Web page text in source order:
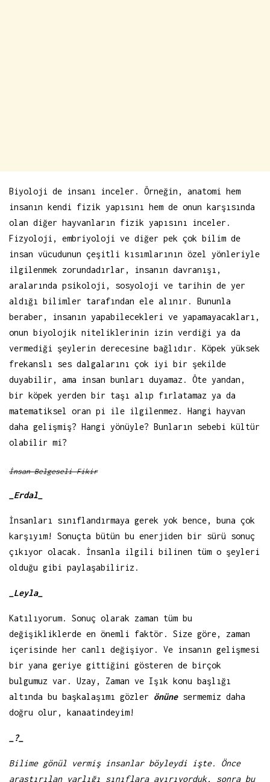
Biyoloji de insanı inceler. Örneğin, anatomi hem
insanın kendi fizik yapısını hem de onun karşısında
olan diğer hayvanların fizik yapısını inceler.
Fizyoloji, embriyoloji ve diğer pek çok bilim de
insan vücudunun çeşitli kısımlarının özel yönleriyle
ilgilenmek zorundadırlar, insanın davranışı,
aralarında psikoloji, sosyoloji ve tarihin de yer
aldığı bilimler tarafından ele alınır. Bununla
beraber, insanın yapabilecekleri ve yapamayacakları,
onun biyolojik niteliklerinin izin verdiği ya da
vermediği şeylerin derecesine bağlıdır. Köpek yüksek
frekanslı ses dalgalarını çok iyi bir şekilde
duyabilir, ama insan bunları duyamaz. Öte yandan,
bir köpek yerden bir taşı alıp fırlatamaz ya da
matematiksel oran pi ile ilgilenmez. Hangi hayvan
daha gelişmiş? Hangi yönüyle? Bunların sebebi kültür
olabilir mi?
İnsan Belgeseli Fikir
_Erdal_
İnsanları sınıflandırmaya gerek yok bence, buna çok
karşıyım! Sonuçta bütün bu enerjiden bir sürü sonuç
çıkıyor olacak. İnsanla ilgili bilinen tüm o şeyleri
olduğu gibi paylaşabiliriz.
_Leyla_
Katılıyorum. Sonuç olarak zaman tüm bu
değişikliklerde en önemli faktör. Size göre, zaman
içerisinde her canlı değişiyor. Ve insanın gelişmesi
bir yana geriye gittiğini gösteren de birçok
bulgumuz var. Uzay, Zaman ve Işık konu başlığı
altında bu başkalaşımı gözler önünesermemiz daha
doğru olur, kanaatindeyim!
_?_
Bilime gönül vermiş insanlar böyleydi işte. Önce
araştırılan varlığı sınıflara ayırıyorduk, sonra bu